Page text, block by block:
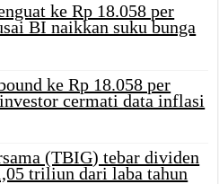
ke Rp 18.058 per
BI naikkan suku bunga
ke Rp 18.058 per
cermati data inflasi
(TBIG) tebar dividen
triliun dari laba tahun